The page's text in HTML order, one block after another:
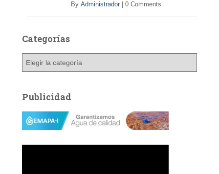
By Administrador 0 Comments
Categorías
g
o
a
Publicidad